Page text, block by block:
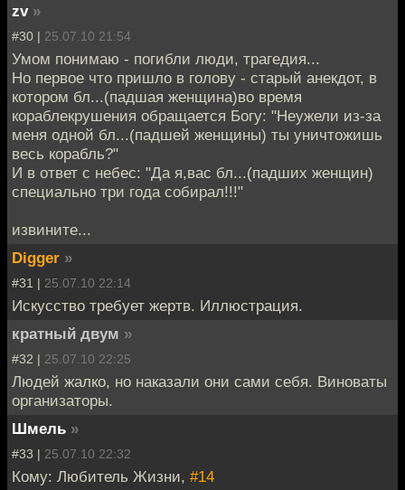
zv »
#30 | 25.07.10 21:54
Умом понимаю - погибли люди, трагедия...
Но первое что пришло в голову - старый анекдот, в
котором бл...(падшая женщина)во время
кораблекрушения обращается Богу: "Неужели из-за
меня одной бл...(падшей женщины) ты уничтожишь
весь корабль?"
И в ответ с небес: "Да я,вас бл...(падших женщин)
специально три года собирал!!!"
извините...
Digger »
#31 | 25.07.10 22:14
Искусство требует жертв. Иллюстрация.
кратный двум »
#32 | 25.07.10 22:25
Людей жалко, но наказали они сами себя. Виноваты
организаторы.
Шмель »
#33 | 25.07.10 22:32
Кому: Любитель Жизни, #14